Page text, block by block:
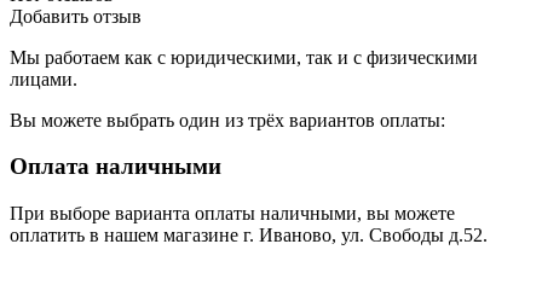
Добавить отзыв
Мы работаем как с юридическими, так и с физическими
лицами.
Вы можете выбрать один из трёх вариантов оплаты:
Оплата наличными
При выборе варианта оплаты наличными, вы можете
оплатить в нашем магазине г. Иваново, ул. Свободы д.52.